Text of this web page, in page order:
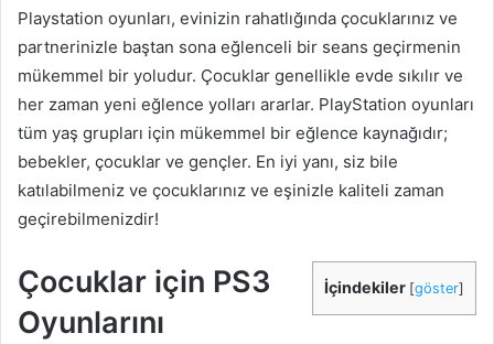
Playstation oyunları, evinizin rahatlığında çocuklarınız ve
partnerinizle baştan sona eğlenceli bir seans geçirmenin
mükemmel bir yoludur. Çocuklar genellikle evde sıkılır ve
her zaman yeni eğlence yolları ararlar. PlayStation oyunları
tüm yaş grupları için mükemmel bir eğlence kaynağıdır;
bebekler, çocuklar ve gençler. En iyi yanı, siz bile
katılabilmeniz ve çocuklarınız ve eşinizle kaliteli zaman
geçirebilmenizdir!
İçindekiler [göster]
Çocuklar için PS3
Oyunlarını